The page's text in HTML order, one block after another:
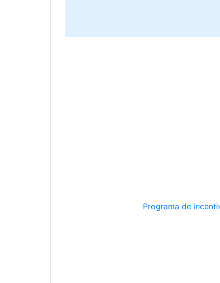
Programa de